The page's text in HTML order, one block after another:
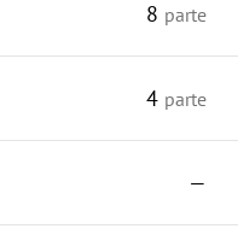
8 parte
4 parte
—